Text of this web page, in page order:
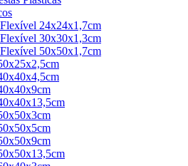
24x24x1,7cm
30x30x1,3cm
50x50x1,7cm